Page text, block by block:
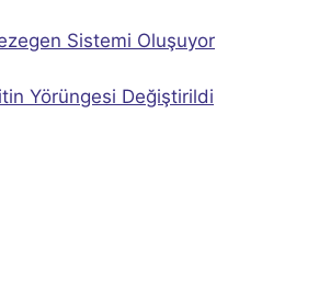
Sistemi Oluşuyor
Yörüngesi Değiştirildi